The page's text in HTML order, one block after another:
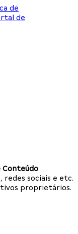
de
de
Conteúdo
redes sociais e etc.
proprietários.